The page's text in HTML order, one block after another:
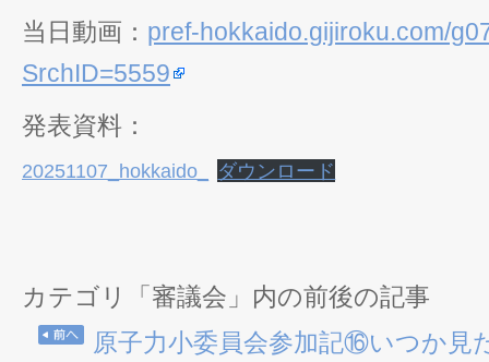
当日動画： pref-hokkaido.gijiroku.com/
SrchID=5559
発表資料：
20251107_hokkaido_ ダウンロード
カテゴリ「審議会」内の前後の記事
原子力小委員会参加記⑯いつか見